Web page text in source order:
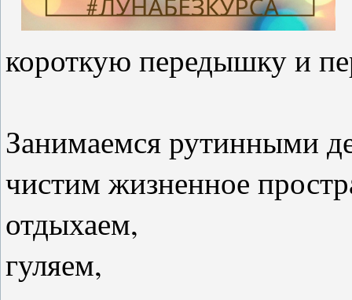
короткую передышку и
Занимаемся рутинными
чистим жизненное
отдыхаем,
гуляем,